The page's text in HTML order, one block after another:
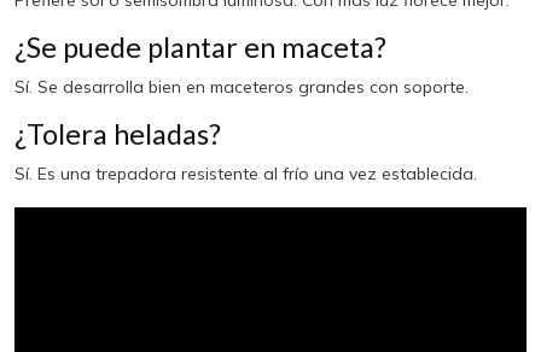
¿Se puede plantar en maceta?
Sí. Se desarrolla bien en maceteros grandes con soporte.
¿Tolera heladas?
Sí. Es una trepadora resistente al frío una vez establecida.